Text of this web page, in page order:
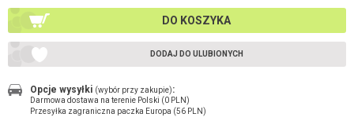
DO KOSZYKA
DODAJ DO ULUBIONYCH
Opcje wysyłki (wybór przy zakupie):
Darmowa dostawa na terenie Polski (0 PLN)
Przesyłka zagraniczna paczka Europa (56 PLN)